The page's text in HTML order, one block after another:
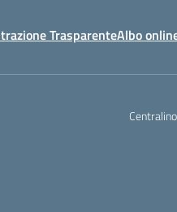
TrasparenteAlbo